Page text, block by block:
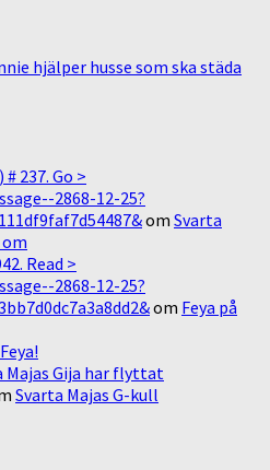
hjälper husse som ska städa
237. Go >
2868-12-25?
om Svarta
Read >
2868-12-25?
om Feya på
Majas Gija har flyttat
Svarta Majas G-kull